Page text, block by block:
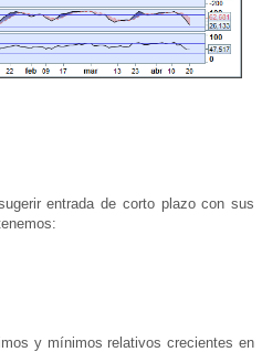
entrada de corto plazo con sus
y mínimos relativos crecientes en